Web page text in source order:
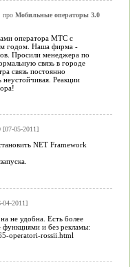
про Мобильные операторы 3.0
оператора МТС с
годом. Наша фирма -
Просили менеджера по
связь в городе
связь постоянно
Реакции
[07-05-2011]
NET Framework
2011]
не удобна. Есть более
и без рекламы:
operatori-rossii.html